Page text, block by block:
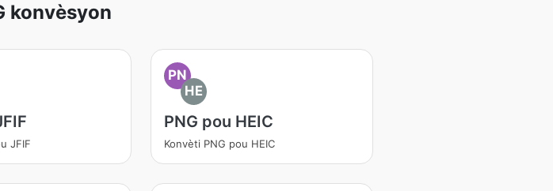
konvèsyon
JFIF
PN
HE
PNG pou HEIC
Konvèti PNG pou HEIC